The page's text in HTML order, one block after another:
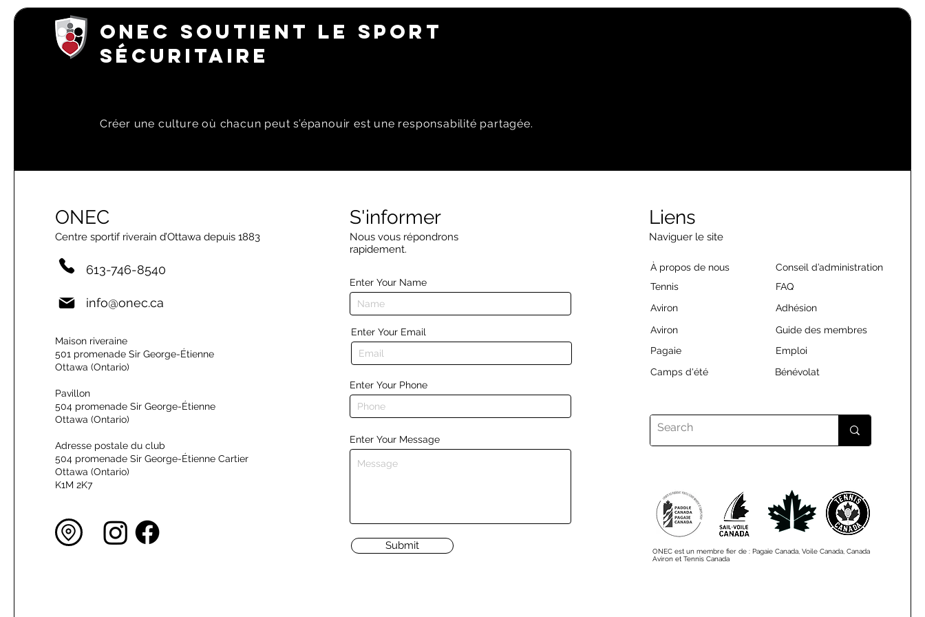
ONEC SOUTIENT LE SPORT
SÉCURITAIRE
Créer une culture où chacun peut s’épanouir est une responsabilité partagée.
ONEC
Centre sportif riverain d’Ottawa depuis 1883
613-746-8540
info@onec.ca
Maison riveraine
501 promenade Sir George-Étienne
Ottawa (Ontario)
Pavillon
504 promenade Sir George-Étienne
Ottawa (Ontario)
Adresse postale du club
504 promenade Sir George-Étienne Cartier
Ottawa (Ontario)
K1M 2K7
S'informer
Nous vous répondrons
rapidement.
Enter Your Name
Enter Your Email
Enter Your Phone
Enter Your Message
Submit
Liens
Naviguer le site
À propos de nous
Tennis
Aviron
Aviron
Pagaie
Camps d'été
Conseil d’administration
FAQ
Adhésion
Guide des membres
Emploi
Bénévolat
ONEC est un membre fier de : Pagaie Canada, Voile Canada, Canada
Aviron et Tennis Canada